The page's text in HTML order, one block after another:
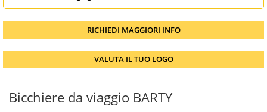
RICHIEDI MAGGIORI INFO
VALUTA IL TUO LOGO
Bicchiere da viaggio BARTY